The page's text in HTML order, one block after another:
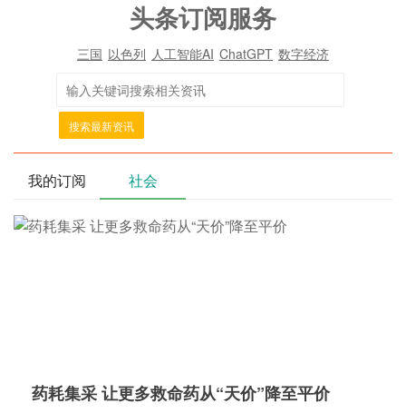
头条订阅服务
三国 以色列 人工智能AI ChatGPT 数字经济
搜索最新资讯
我的订阅 社会
药耗集采 让更多救命药从“天价”降至平价